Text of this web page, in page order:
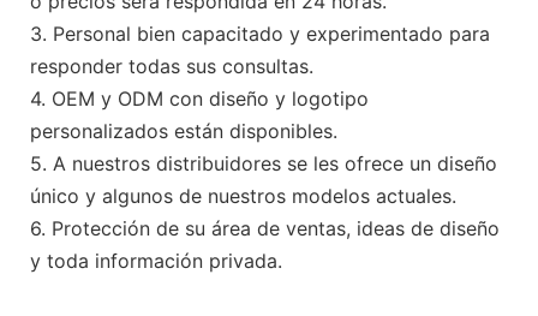
3. Personal bien capacitado y experimentado para
responder todas sus consultas.
4. OEM y ODM con diseño y logotipo
personalizados están disponibles.
5. A nuestros distribuidores se les ofrece un diseño
único y algunos de nuestros modelos actuales.
6. Protección de su área de ventas, ideas de diseño
y toda información privada.